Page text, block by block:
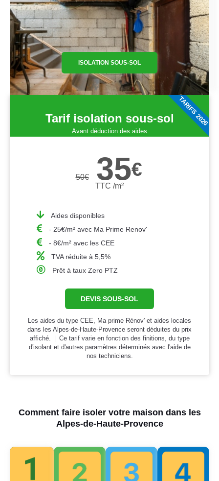
ISOLATION SOUS-SOL
Tarif isolation sous-sol
Avant déduction des aides
50€ 35€
TTC /m²
Aides disponibles
- 25€/m² avec Ma Prime Renov'
- 8€/m² avec les CEE
TVA réduite à 5,5%
Prêt à taux Zero PTZ
DEVIS SOUS-SOL
Les aides du type CEE, Ma prime Rénov' et aides locales
dans les Alpes-de-Haute-Provence seront déduites du prix
affiché. ｜Ce tarif varie en fonction des finitions, du type
d'isolant et d'autres paramètres déterminés avec l'aide de
nos techniciens.
TARIFS 2026
Comment faire isoler votre maison dans les
Alpes-de-Haute-Provence